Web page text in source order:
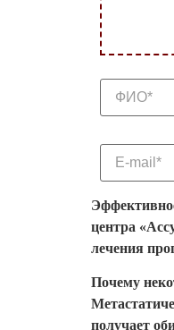
центра
лечения
Почему
получает